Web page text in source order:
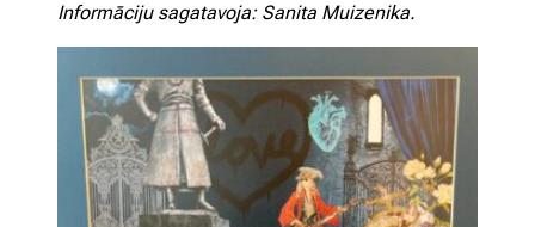
Informāciju sagatavoja: Sanita Muizenika.